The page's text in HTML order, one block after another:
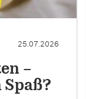
25.07.2026
–